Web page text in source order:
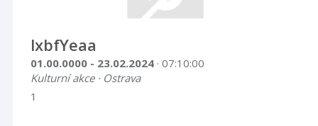
lxbfYeaa
01.00.0000 - 23.02.2024 · 07:10:00
Kulturní akce · Ostrava
1